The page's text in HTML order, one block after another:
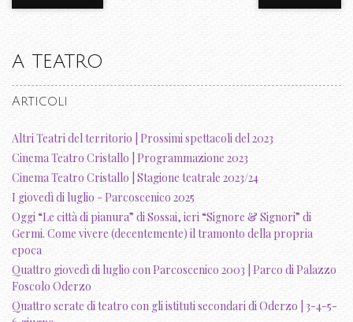
A TEATRO
Articoli
Altri Teatri del territorio | Prossimi spettacoli del 2023
Cinema Teatro Cristallo | Programmazione 2023
Cinema Teatro Cristallo | Stagione teatrale 2023/24
I giovedì di luglio - Parcoscenico 2025
Oggi “Le città di pianura” di Sossai, ieri “Signore & Signori” di
Germi. Come vivere (decentemente) il tramonto della propria
epoca
Quattro giovedì di luglio con Parcoscenico 2003 | Parco di Palazzo
Foscolo Oderzo
Quattro serate di teatro con gli istituti secondari di Oderzo | 3-4-5-